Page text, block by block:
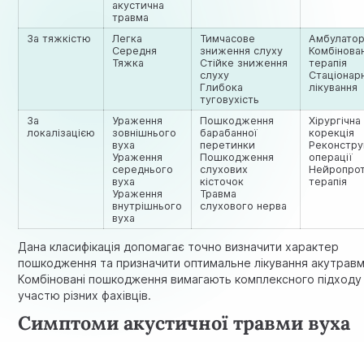
акустична
травма
За тяжкістю
Легка
Середня
Тяжка
Тимчасове
зниження слуху
Стійке зниження
слуху
Глибока
туговухість
терапія
лікування
За
локалізацією
Ураження
зовнішнього
вуха
Ураження
середнього
вуха
Ураження
внутрішнього
вуха
Пошкодження
барабанної
перетинки
Пошкодження
слухових
кісточок
Травма
слухового нерва
Хірургічна
корекція
операції
терапія
Дана класифікація допомагає точно визначити характер
пошкодження та призначити оптимальне лікування
Комбіновані пошкодження вимагають комплексного підходу
участю різних фахівців.
Симптоми акустичної травми вуха